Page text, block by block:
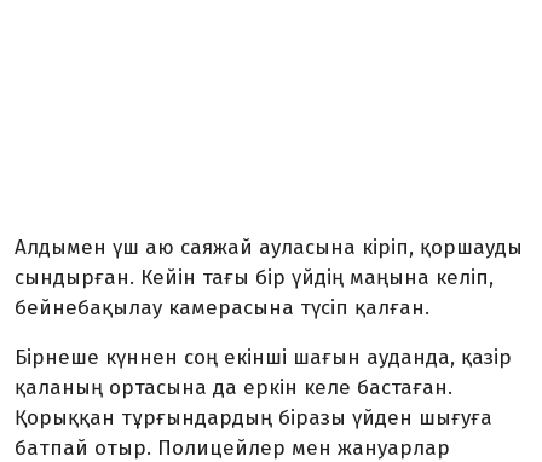
Алдымен үш аю саяжай ауласына кіріп, қоршауды
сындырған. Кейін тағы бір үйдің маңына келіп,
бейнебақылау камерасына түсіп қалған.
Бірнеше күннен соң екінші шағын ауданда, қазір
қаланың ортасына да еркін келе бастаған.
Қорыққан тұрғындардың біразы үйден шығуға
батпай отыр. Полицейлер мен жануарлар